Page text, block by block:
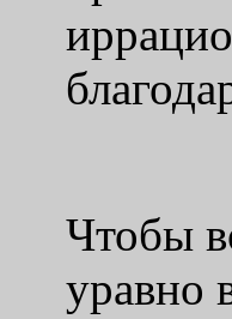
Чтобы
уравно